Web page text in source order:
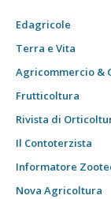
Edagricole
Terra e Vita
Agricommercio &
Frutticoltura
Rivista di
Il Contoterzista
Informatore
Nova Agricoltura